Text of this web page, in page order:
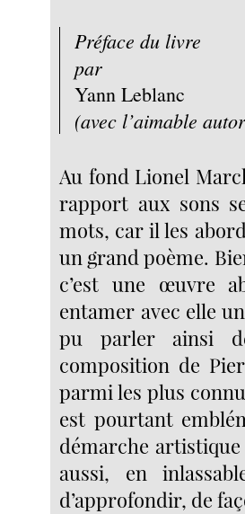
Préface du livre
par
Yann Leblanc
(avec l’aimable
Au fond Lionel
rapport aux sons
mots, car il les
un grand poème.
c’est une œuvre
entamer avec elle
pu parler ainsi
composition de
parmi les plus
est pourtant
démarche
aussi, en
d’approfondir, de